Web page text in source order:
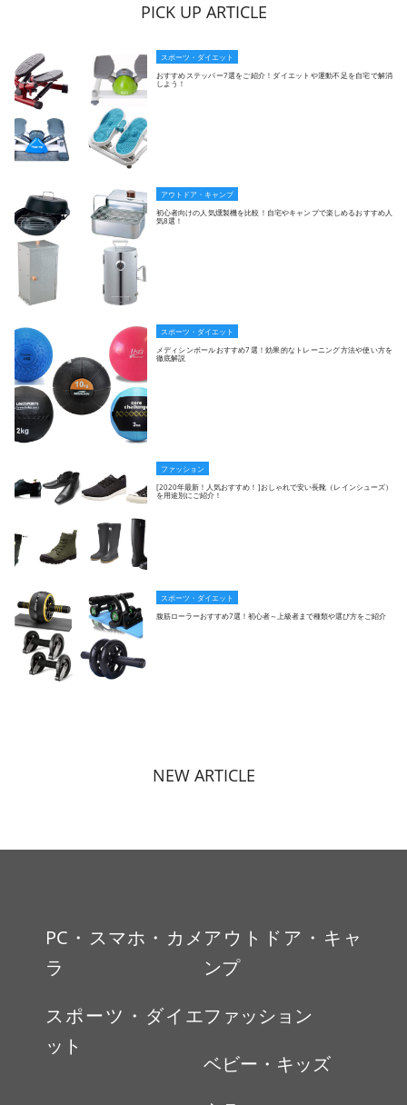
PICK UP ARTICLE
スポーツ・ダイエット
おすすめステッパー7選をご紹介！ダイエットや運動不足を自宅で解消
しよう！
アウトドア・キャンプ
初心者向けの人気燻製機を比較！自宅やキャンプで楽しめるおすすめ人
気8選！
スポーツ・ダイエット
メディシンボールおすすめ7選！効果的なトレーニング方法や使い方を
徹底解説
ファッション
[2020年最新！人気おすすめ！]おしゃれで安い長靴（レインシューズ）
を用途別にご紹介！
スポーツ・ダイエット
腹筋ローラーおすすめ7選！初心者～上級者まで種類や選び方をご紹介
NEW ARTICLE
PC・スマホ・カメ
ラ
アウトドア・キャ
ンプ
スポーツ・ダイエ
ット
ファッション
ベビー・キッズ